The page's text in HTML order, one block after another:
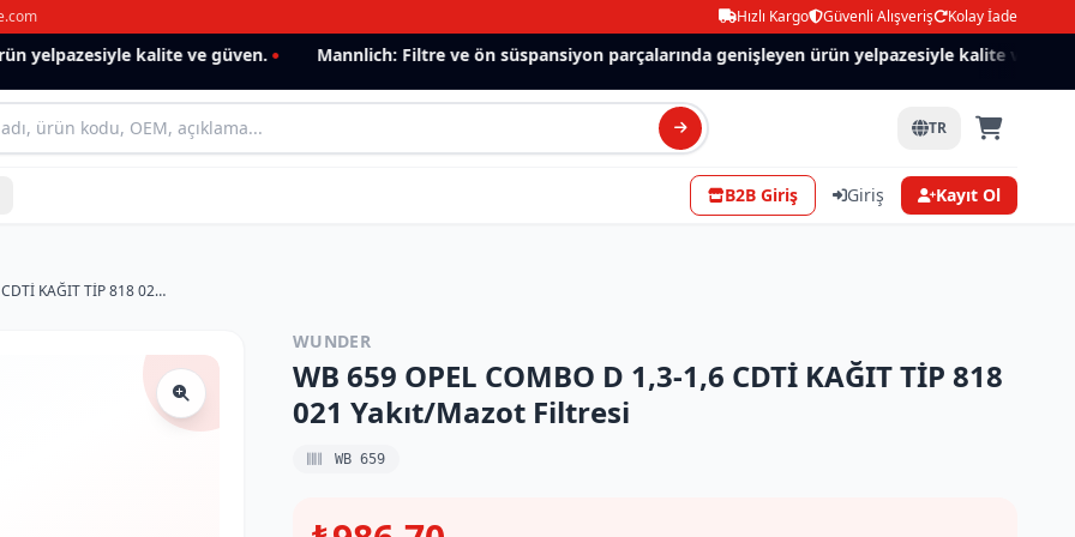
Hızlı Kargo Güvenli Alışveriş Kolay İade
yelpazesiyle kalite ve güven. Mannlich: Filtre ve ön süspansiyon parçalarında genişleyen ürün yelpazesiyle kalite ve güven.
TR
B2B Giriş Giriş Kayıt Ol
WB 659 OPEL COMBO D 1,3-1,6 CDTİ KAĞIT TİP 818 021 Yakıt/Mazot Filtresi
WUNDER
WB 659 OPEL COMBO D 1,3-1,6 CDTİ KAĞIT TİP 818
021 Yakıt/Mazot Filtresi
WB 659